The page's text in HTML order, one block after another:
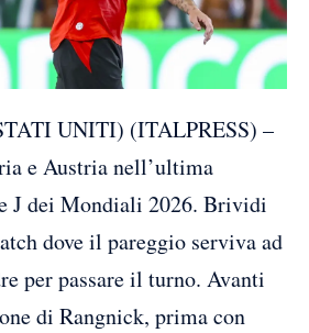
UNITI) (ITALPRESS) –
e Austria nell’ultima
J dei Mondiali 2026. Brividi
dove il pareggio serviva ad
per passare il turno. Avanti
di Rangnick, prima con